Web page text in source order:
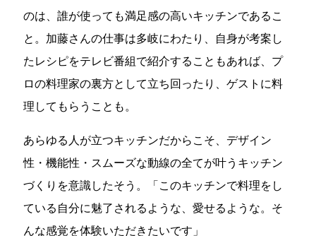
のは、誰が使っても満足感の高いキッチンであるこ
と。加藤さんの仕事は多岐にわたり、自身が考案し
たレシピをテレビ番組で紹介することもあれば、プ
ロの料理家の裏方として立ち回ったり、ゲストに料
理してもらうことも。
あらゆる人が立つキッチンだからこそ、デザイン
性・機能性・スムーズな動線の全てが叶うキッチン
づくりを意識したそう。「このキッチンで料理をし
ている自分に魅了されるような、愛せるような。そ
んな感覚を体験いただきたいです」